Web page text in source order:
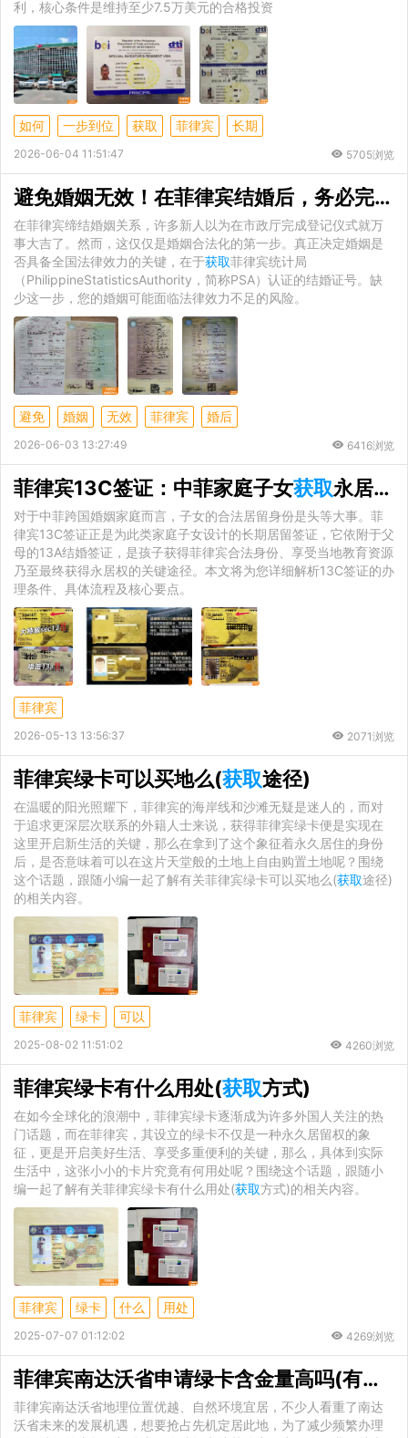
利，核心条件是维持至少7.5万美元的合格投资
如何 一步到位 获取 菲律宾 长期
2026-06-04 11:51:47 5705浏览
避免婚姻无效！在菲律宾结婚后，务必完成这一步：
在菲律宾缔结婚姻关系，许多新人以为在市政厅完成登记仪式就万
事大吉了。然而，这仅仅是婚姻合法化的第一步。真正决定婚姻是
否具备全国法律效力的关键，在于获取菲律宾统计局
（PhilippineStatisticsAuthority，简称PSA）认证的结婚证号。缺
少这一步，您的婚姻可能面临法律效力不足的风险。
避免 婚姻 无效 菲律宾 婚后
2026-06-03 13:27:49 6416浏览
菲律宾13C签证：中菲家庭子女获取永居身份的完整指南
对于中菲跨国婚姻家庭而言，子女的合法居留身份是头等大事。菲
律宾13C签证正是为此类家庭子女设计的长期居留签证，它依附于父
母的13A结婚签证，是孩子获得菲律宾合法身份、享受当地教育资源
乃至最终获得永居权的关键途径。本文将为您详细解析13C签证的办
理条件、具体流程及核心要点。
菲律宾
2026-05-13 13:56:37 2071浏览
菲律宾绿卡可以买地么(获取途径)
在温暖的阳光照耀下，菲律宾的海岸线和沙滩无疑是迷人的，而对
于追求更深层次联系的外籍人士来说，获得菲律宾绿卡便是实现在
这里开启新生活的关键，那么在拿到了这个象征着永久居住的身份
后，是否意味着可以在这片天堂般的土地上自由购置土地呢？围绕
这个话题，跟随小编一起了解有关菲律宾绿卡可以买地么(获取途径)
的相关内容。
菲律宾 绿卡 可以
2025-08-02 11:51:02 4260浏览
菲律宾绿卡有什么用处(获取方式)
在如今全球化的浪潮中，菲律宾绿卡逐渐成为许多外国人关注的热
门话题，而在菲律宾，其设立的绿卡不仅是一种永久居留权的象
征，更是开启美好生活、享受多重便利的关键，那么，具体到实际
生活中，这张小小的卡片究竟有何用处呢？围绕这个话题，跟随小
编一起了解有关菲律宾绿卡有什么用处(获取方式)的相关内容。
菲律宾 绿卡 什么 用处
2025-07-07 01:12:02 4269浏览
菲律宾南达沃省申请绿卡含金量高吗(有哪些
菲律宾南达沃省地理位置优越、自然环境宜居，不少人看重了南达
沃省未来的发展机遇，想要抢占先机定居此地，为了减少频繁办理